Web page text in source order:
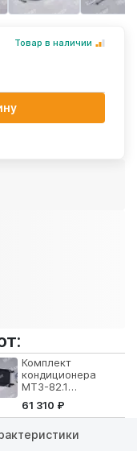
Товар в наличии
Комплект
кондиционера
МТЗ-82.1
Монолит-Сервис
61 310 ₽